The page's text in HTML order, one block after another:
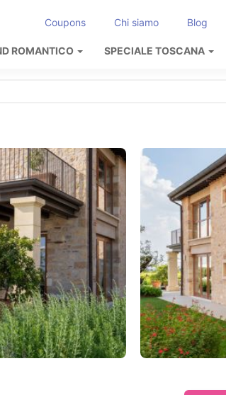
Coupons Chi siamo Blog
ROMANTICO SPECIALE TOSCANA